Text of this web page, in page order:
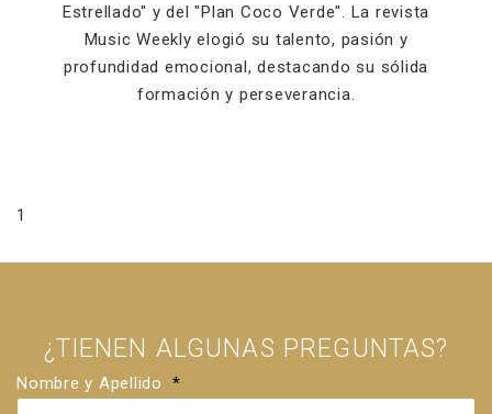
Estrellado" y del "Plan Coco Verde". La revista
Music Weekly elogió su talento, pasión y
profundidad emocional, destacando su sólida
formación y perseverancia.
1
¿TIENEN ALGUNAS PREGUNTAS?
Nombre y Apellido *